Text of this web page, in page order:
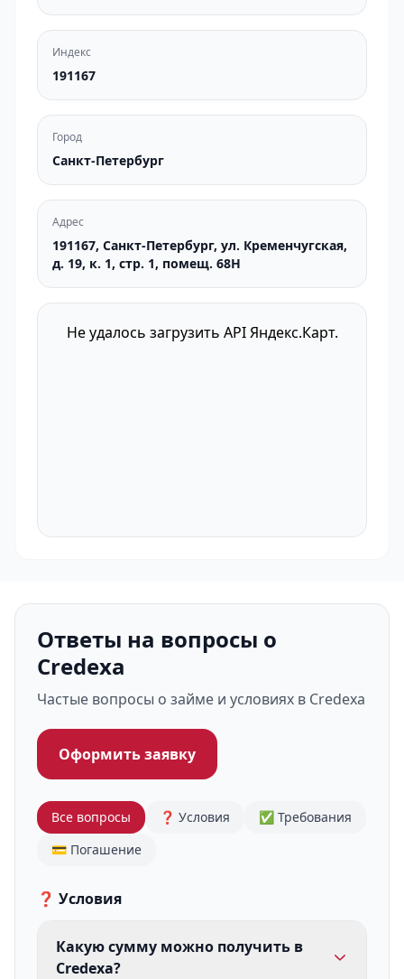
Индекс
191167
Город
Санкт-Петербург
Адрес
191167, Санкт-Петербург, ул. Кременчугская,
д. 19, к. 1, стр. 1, помещ. 68Н
Не удалось загрузить API Яндекс.Карт.
Ответы на вопросы о
Credexa
Частые вопросы о займе и условиях в Credexa
Оформить заявку
Все вопросы ❓ Условия
✅ Требования
💳 Погашение
❓ Условия
Какую сумму можно получить в
Credexa?